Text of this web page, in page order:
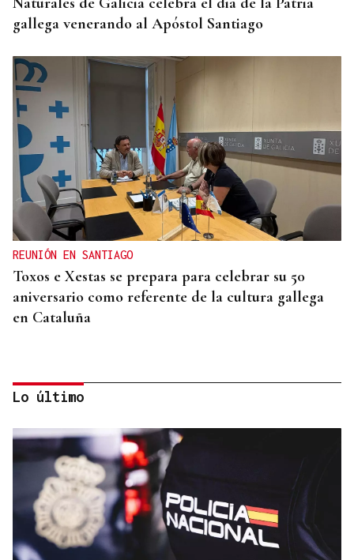
gallega venerando al Apóstol Santiago
REUNIÓN EN SANTIAGO
Toxos e Xestas se prepara para celebrar su 50
aniversario como referente de la cultura gallega
en Cataluña
DEPORTE EN LA DIÁSPORA
Lo último